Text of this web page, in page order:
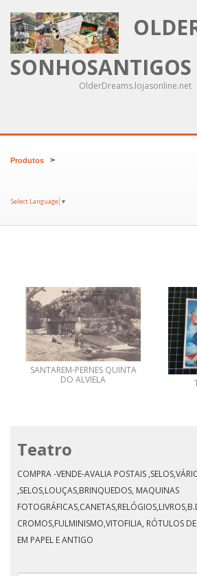
SONHOSANTIGOS
OlderDreams.lojasonline.net
Produtos >
Select Language ▼
SANTAREM-PERNES QUINTA
DO ALVIELA
Teatro
COMPRA -VENDE-AVALIA POSTAIS
,SELOS,LOUÇAS,BRINQUEDOS, MAQUINAS
CROMOS,FULMINISMO,VITOFILIA, RÓTULOS
EM PAPEL E ANTIGO